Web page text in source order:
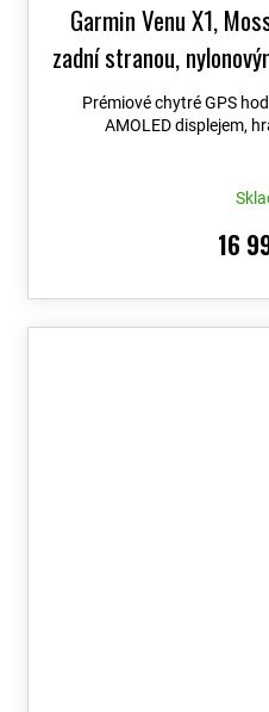
Garmin Venu X1,
zadní stranou,
Moss 010-02980-03
dní + Topo
Prémiové chytré GPS
AMOLED displejem,
16